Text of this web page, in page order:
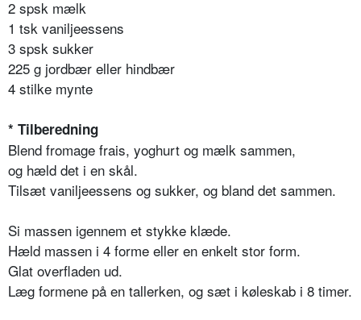
2 spsk mælk
1 tsk vaniljeessens
3 spsk sukker
225 g jordbær eller hindbær
4 stilke mynte
* Tilberedning
Blend fromage frais, yoghurt og mælk sammen,
og hæld det i en skål.
Tilsæt vaniljeessens og sukker, og bland det sammen.
Si massen igennem et stykke klæde.
Hæld massen i 4 forme eller en enkelt stor form.
Glat overfladen ud.
Læg formene på en tallerken, og sæt i køleskab i 8 timer.